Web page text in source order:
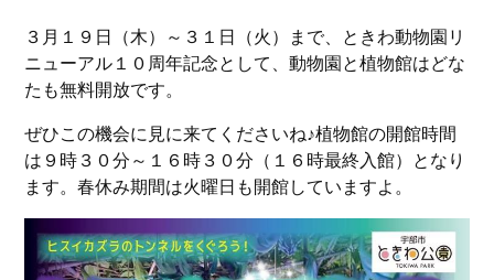
３月１９日（木）～３１日（火）まで、ときわ動物園リ
ニューアル１０周年記念として、動物園と植物館はどな
たも無料開放です。
ぜひこの機会に見に来てくださいね♪植物館の開館時間
は９時３０分～１６時３０分（１６時最終入館）となり
ます。春休み期間は火曜日も開館していますよ。